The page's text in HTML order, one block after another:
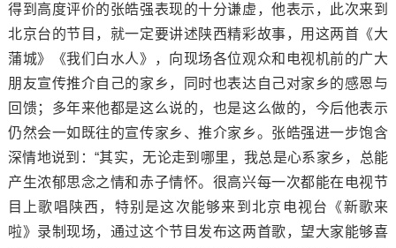
得到高度评价的张皓强表现的十分谦虚，他表示，此次来到
北京台的节目，就一定要讲述陕西精彩故事，用这两首《大
蒲城》《我们白水人》，向现场各位观众和电视机前的广大
朋友宣传推介自己的家乡，同时也表达自己对家乡的感恩与
回馈；多年来他都是这么说的，也是这么做的，今后他表示
仍然会一如既往的宣传家乡、推介家乡。张皓强进一步饱含
深情地说到：“其实，无论走到哪里，我总是心系家乡，总能
产生浓郁思念之情和赤子情怀。很高兴每一次都能在电视节
目上歌唱陕西，特别是这次能够来到北京电视台《新歌来
啦》录制现场，通过这个节目发布这两首歌，望大家能够喜